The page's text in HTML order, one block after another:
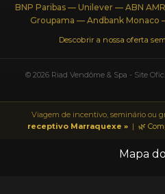
BNP Paribas — Unilever — ABN
Groupama — Andbank Monaco
Descobrir a nossa oferta
© 2026 Riad Vendôme & Spa - Site
Viagem de incentivo, seminário ou
receptivo Marraquexe »| 🌿
Mapa